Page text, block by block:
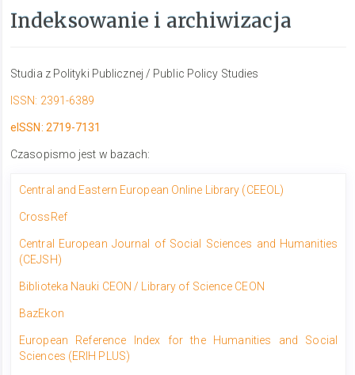
Indeksowanie i archiwizacja
Studia z Polityki Publicznej / Public Policy Studies
ISSN: 2391-6389
eISSN: 2719-7131
Czasopismo jest w bazach:
Central and Eastern European Online Library (CEEOL)
CrossRef
Central European Journal of Social Sciences and Humanities
(CEJSH)
Biblioteka Nauki CEON / Library of Science CEON
BazEkon
European Reference Index for the Humanities and Social
Sciences (ERIH PLUS)